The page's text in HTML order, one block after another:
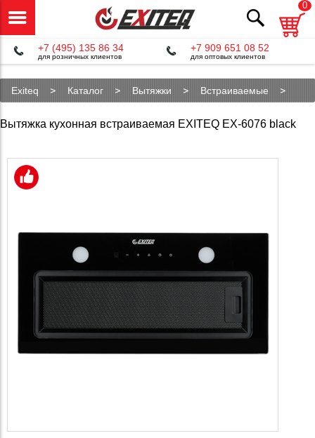
0
+7 (495) 135 86 34
для розничных клиентов
+7 909 651 08 52
для оптовых клиентов
Exiteq Каталог Вытяжки
Встраиваемые
Вытяжка кухонная встраиваемая EXITEQ EX-6076 black